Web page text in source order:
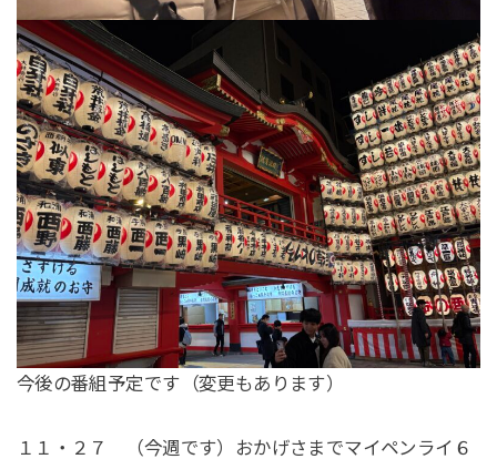
今後の番組予定です（変更もあります）
１１・２７ （今週です）おかげさまでマイペンライ６